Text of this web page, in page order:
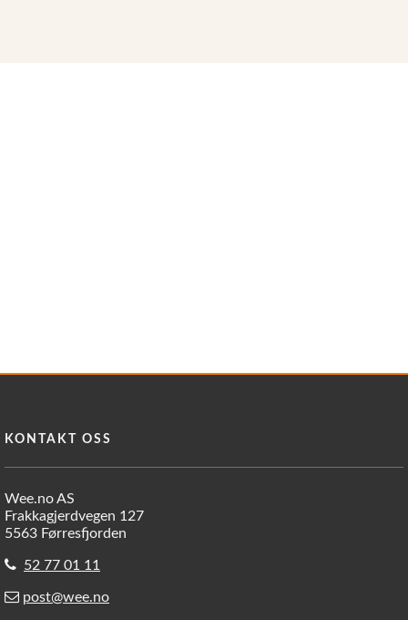
KONTAKT OSS
Wee.no AS
Frakkagjerdvegen 127
5563 Førresfjorden
52 77 01 11
post@wee.no